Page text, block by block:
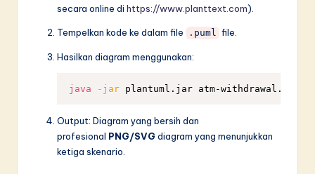
secara online di https://www.planttext.com).
Tempelkan kode ke dalam file .puml file.
Hasilkan diagram menggunakan:
java -jar
Output: Diagram yang bersih dan
profesional PNG/SVG diagram yang menunjukkan
ketiga skenario.